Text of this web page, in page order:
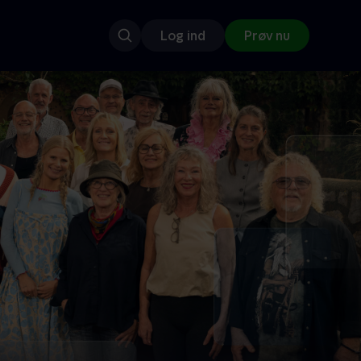
Log ind Prøv nu